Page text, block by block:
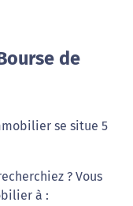
de
se situe 5
? Vous
à :